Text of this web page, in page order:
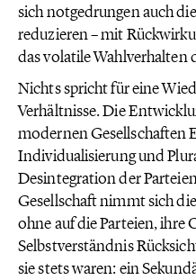
sich notgedrungen auch
reduzieren – mit
das volatile Wahlverhalten
Nichts spricht für eine
Verhältnisse. Die
modernen Gesellschaften
Individualisierung und
Desintegration der
Gesellschaft nimmt sich
ohne auf die Parteien, ihre
Selbstverständnis
sie stets waren: ein